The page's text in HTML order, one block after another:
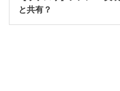
と共有？